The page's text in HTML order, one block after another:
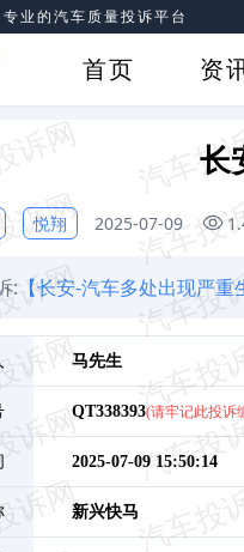
专业的汽车质量投诉平台
首页 资
长
悦翔 2025-07-09
: 【长安-汽车多处出现严重
马先生
QT338393(请牢记此投诉
2025-07-09 15:50:14
新兴快马